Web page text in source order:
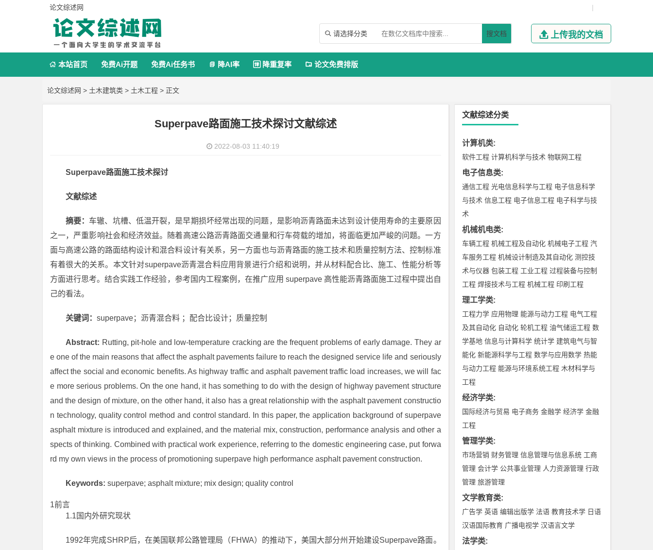
论文综述网 |
 请选择分类 搜文档  上传我的文档
 本站首页 免费Ai开题 免费Ai任务书  降AI率  降重复率  论文免费排版
论文综述网 > 土木建筑类 > 土木工程 > 正文
Superpave路面施工技术探讨文献综述
2022-08-03 11:40:19
Superpave路面施工技术探讨
文献综述
摘要： 车辙、坑槽、低温开裂，是早期损坏经常出现的问题，是影响沥青路面未达到设计使用寿命的主要原因
之一，严重影响社会和经济效益。随着高速公路沥青路面交通量和行车荷载的增加，将面临更加严峻的问题。一方
面与高速公路的路面结构设计和混合料设计有关系，另一方面也与沥青路面的施工技术和质量控制方法、控制标准
有着很大的关系。本文针对superpave沥青混合料应用背景进行介绍和说明，并从材料配合比、施工、性能分析等
方面进行思考。结合实践工作经验，参考国内工程案例，在推广应用 superpave 高性能沥青路面施工过程中提出自
己的看法。
关键词： superpave；沥青混合料 ；配合比设计；质量控制
Abstract: Rutting, pit-hole and low-temperature cracking are the frequent problems of early damage. They ar
e one of the main reasons that affect the asphalt pavements failure to reach the designed service life and seriously
affect the social and economic benefits. As highway traffic and asphalt pavement traffic load increases, we will fac
e more serious problems. On the one hand, it has something to do with the design of highway pavement structure
and the design of mixture, on the other hand, it also has a great relationship with the asphalt pavement constructio
n technology, quality control method and control standard. In this paper, the application background of superpave
asphalt mixture is introduced and explained, and the material mix, construction, performance analysis and other a
spects of thinking. Combined with practical work experience, referring to the domestic engineering case, put forwa
rd my own views in the process of promotioning superpave high performance asphalt pavement construction.
Keywords: superpave; asphalt mixture; mix design; quality control
1前言
1.1国内外研究现状
1992年完成SHRP后，在美国联邦公路管理局（FHWA）的推动下，美国大部分州开始建设Superpave路面。
文献综述分类
计算机类:
软件工程 计算机科学与技术 物联网工程
电子信息类:
通信工程 光电信息科学与工程 电子信息科学
与技术 信息工程 电子信息工程 电子科学与技
术
机械机电类:
车辆工程 机械工程及自动化 机械电子工程 汽
车服务工程 机械设计制造及其自动化 测控技
术与仪器 包装工程 工业工程 过程装备与控制
工程 焊接技术与工程 机械工程 印刷工程
理工学类:
工程力学 应用物理 能源与动力工程 电气工程
及其自动化 自动化 轮机工程 油气储运工程 数
学基地 信息与计算科学 统计学 建筑电气与智
能化 新能源科学与工程 数学与应用数学 热能
与动力工程 能源与环境系统工程 木材科学与
工程
经济学类:
国际经济与贸易 电子商务 金融学 经济学 金融
工程
管理学类:
市场营销 财务管理 信息管理与信息系统 工商
管理 会计学 公共事业管理 人力资源管理 行政
管理 旅游管理
文学教育类:
广告学 英语 编辑出版学 法语 教育技术学 日语
汉语国际教育 广播电视学 汉语言文学
法学类: